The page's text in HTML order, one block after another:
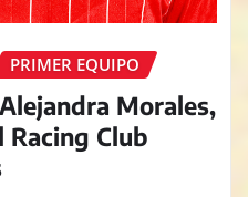
PRIMER EQUIPO
Morales,
Club